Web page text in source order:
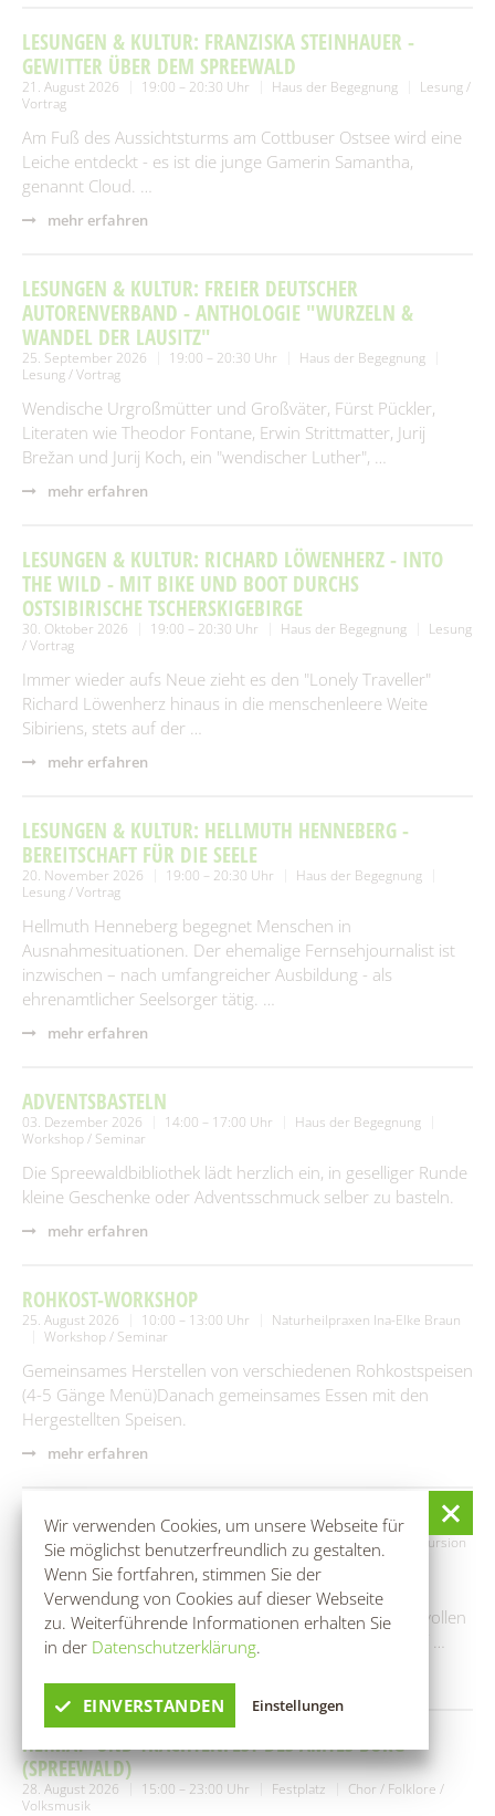
Wir verwenden Cookies, um unsere Webseite für
Sie möglichst benutzerfreundlich zu gestalten.
Wenn Sie fortfahren, stimmen Sie der
Verwendung von Cookies auf dieser Webseite
zu. Weiterführende Informationen erhalten Sie
in der Datenschutzerklärung.
EINVERSTANDEN Einstellungen
LESUNGEN & KULTUR: FRANZISKA STEINHAUER -
GEWITTER ÜBER DEM SPREEWALD
21. August 2026 19:00 – 20:30 Uhr Haus der Begegnung
Lesung /
Vortrag
Am Fuß des Aussichtsturms am Cottbuser Ostsee wird eine
Leiche entdeckt - es ist die junge Gamerin Samantha,
genannt Cloud. …
mehr erfahren
LESUNGEN & KULTUR: FREIER DEUTSCHER
AUTORENVERBAND - ANTHOLOGIE "WURZELN &
WANDEL DER LAUSITZ"
25. September 2026 19:00 – 20:30 Uhr
Haus der Begegnung
Lesung / Vortrag
Wendische Urgroßmütter und Großväter, Fürst Pückler,
Literaten wie Theodor Fontane, Erwin Strittmatter, Jurij
Brežan und Jurij Koch, ein "wendischer Luther", …
mehr erfahren
LESUNGEN & KULTUR: RICHARD LÖWENHERZ - INTO
THE WILD - MIT BIKE UND BOOT DURCHS
OSTSIBIRISCHE TSCHERSKIGEBIRGE
30. Oktober 2026 19:00 – 20:30 Uhr Haus der Begegnung
Lesung
/ Vortrag
Immer wieder aufs Neue zieht es den "Lonely Traveller"
Richard Löwenherz hinaus in die menschenleere Weite
Sibiriens, stets auf der …
mehr erfahren
LESUNGEN & KULTUR: HELLMUTH HENNEBERG -
BEREITSCHAFT FÜR DIE SEELE
20. November 2026 19:00 – 20:30 Uhr
Haus der Begegnung
Lesung / Vortrag
Hellmuth Henneberg begegnet Menschen in
Ausnahmesituationen. Der ehemalige Fernsehjournalist ist
inzwischen – nach umfangreicher Ausbildung - als
ehrenamtlicher Seelsorger tätig. …
mehr erfahren
ADVENTSBASTELN
03. Dezember 2026 14:00 – 17:00 Uhr
Haus der Begegnung
Workshop / Seminar
Die Spreewaldbibliothek lädt herzlich ein, in geselliger Runde
kleine Geschenke oder Adventsschmuck selber zu basteln.
mehr erfahren
ROHKOST-WORKSHOP
25. August 2026 10:00 – 13:00 Uhr
Naturheilpraxen Ina-Elke Braun
Workshop / Seminar
Gemeinsames Herstellen von verschiedenen Rohkostspeisen
(4-5 Gänge Menü)Danach gemeinsames Essen mit den
Hergestellten Speisen.
mehr erfahren
RANGERTOUR: IM REICH DES SCHLANGENKÖNIGS
28. August 2026 09:00 – 15:00 Uhr Bootshaus Rehnus
Exkursion
/ Wanderung
Der Spreewald ist weithin für seinen Wasserreichtum
bekannt. Doch wer die Lebensadern dieses geheimnisvollen
Fließlabyrinths wirklich kennenlernen möchte, kann auf …
HEIMAT- UND TRACHTENFEST DES AMTES BURG
(SPREEWALD)
28. August 2026 15:00 – 23:00 Uhr Festplatz
Chor / Folklore /
Volksmusik